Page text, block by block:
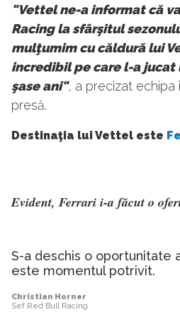
"Vettel ne-a informat că
Racing la sfârşitul
mulţumim cu căldură lui
incredibil pe care l-a jucat
şase ani", a precizat echipa
presă.
Destinaţia lui Vettel este
Evident, Ferrari i-a făcut o
S-a deschis o oportunitate
este momentul potrivit.
Christian Horner
Sef Red Bull Racing